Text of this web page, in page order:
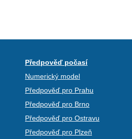
Předpověď počasí
Numerický model
Předpověď pro Prahu
Předpověď pro Brno
Předpověď pro Ostravu
Předpověď pro Plzeň